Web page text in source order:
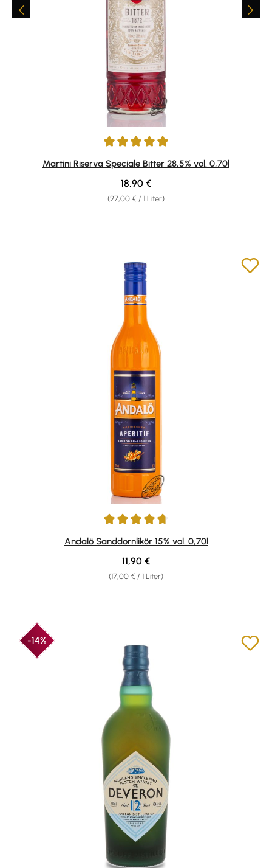
Durchschnittliche Bewertung von 5 von 5 Sternen
Martini Riserva Speciale Bitter 28,5% vol. 0,70l
(27,00 € / 1 Liter)
Regulärer Preis:
18,90 €
Durchschnittliche Bewertung von 4.86 von 5 Sternen
Andalö Sanddornlikör 15% vol. 0,70l
(17,00 € / 1 Liter)
Regulärer Preis:
11,90 €
-14%